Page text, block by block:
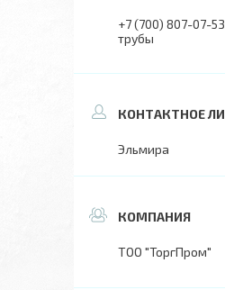
+7 (700) 807-07-53
трубы
Эльмира
ТОО "ТоргПром"